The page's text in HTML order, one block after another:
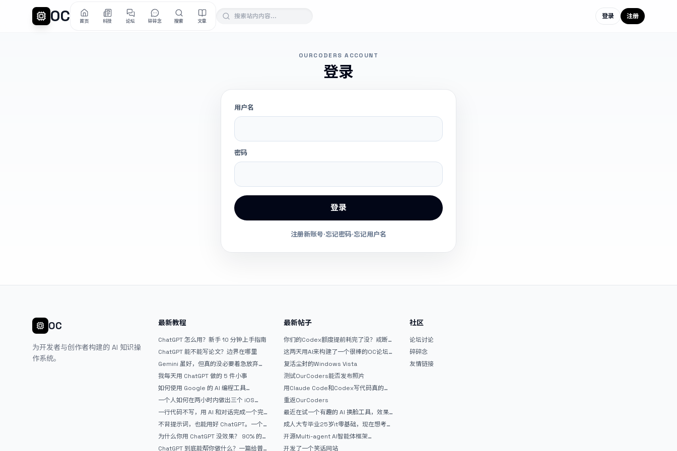
OC 首页 科技 论坛 碎碎念 搜索 文章
登录 注册
OURCODERS ACCOUNT
登录
用户名
密码
登录
注册新账号·忘记密码·忘记用户名
OC
为开发者与创作者构建的 AI 知识操
作系统。
最新教程
ChatGPT 怎么用？新手 10 分钟上手指南
ChatGPT 能不能写论文？边界在哪里
Gemini 虽好，但真的没必要着急放弃
ChatGPT
我每天用 ChatGPT 做的 5 件小事
如何使用 Google 的 AI 编程工具
AntiGravity：独立开发者的新时代武器
一个人如何在两小时内做出三个 iOS
APP？｜AntiGravity + Gemini 3 实战完
整记录
一行代码不写，用 AI 和对话完成一个完
整网站：《图书天堂》实战记录
不背提示词，也能用好 ChatGPT。一个
万能提问模板
为什么你用 ChatGPT 没效果？ 90% 的
人第一步就问错了
ChatGPT 到底能帮你做什么？一篇给普
最新帖子
你们的Codex额度提前耗完了没？戒断
反应如何？
这两天用AI来构建了一个很棒的OC论坛
精华区
复活尘封的Windows Vista
测试OurCoders能否发布照片
用Claude Code和Codex写代码真的
爽，但是App怎么挣钱还是很难啊
重返OurCoders
最近在试一个有趣的 AI 换脸工具，效果
挺不错
成人大专毕业25岁it零基础，现在想考软
件设计师，有什么好的建议吗，谢谢！
开源Multi-agent AI智能体框架
aevatar.ai，欢迎大家贡献代码
开发了一个笑话网站
社区
论坛讨论
碎碎念
友情链接